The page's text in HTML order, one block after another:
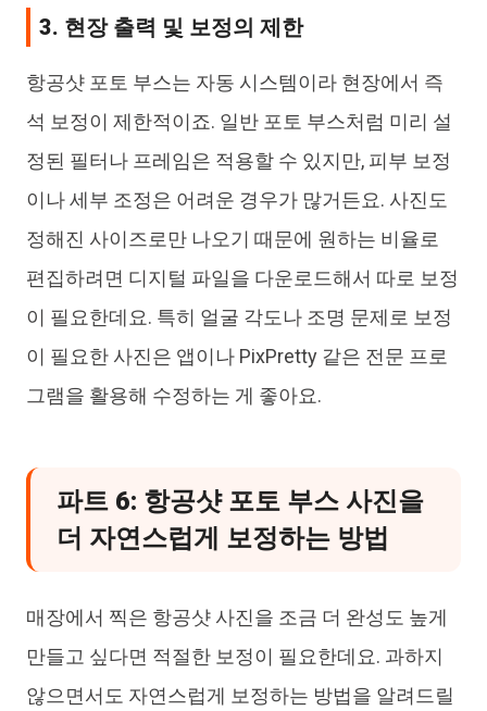
3. 현장 출력 및 보정의 제한
항공샷 포토 부스는 자동 시스템이라 현장에서 즉
석 보정이 제한적이죠. 일반 포토 부스처럼 미리 설
정된 필터나 프레임은 적용할 수 있지만, 피부 보정
이나 세부 조정은 어려운 경우가 많거든요. 사진도
정해진 사이즈로만 나오기 때문에 원하는 비율로
편집하려면 디지털 파일을 다운로드해서 따로 보정
이 필요한데요. 특히 얼굴 각도나 조명 문제로 보정
이 필요한 사진은 앱이나 PixPretty 같은 전문 프로
그램을 활용해 수정하는 게 좋아요.
파트 6: 항공샷 포토 부스 사진을
더 자연스럽게 보정하는 방법
매장에서 찍은 항공샷 사진을 조금 더 완성도 높게
만들고 싶다면 적절한 보정이 필요한데요. 과하지
않으면서도 자연스럽게 보정하는 방법을 알려드릴